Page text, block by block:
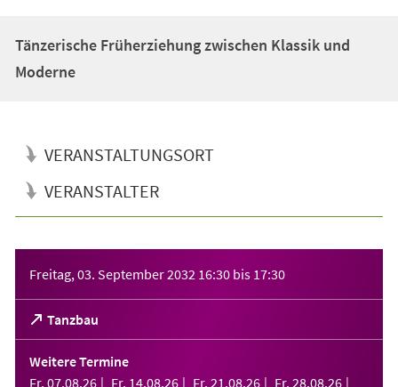
Tänzerische Früherziehung zwischen Klassik und
Moderne
VERANSTALTUNGSORT
VERANSTALTER
Freitag, 03. September 2032 16:30 bis 17:30
Tanzbau
(Öffnet
in
einem
neuen
Weitere Termine
Fr, 07.08.26 Fr, 14.08.26 Fr, 21 .08.26 Fr, 28.08.26